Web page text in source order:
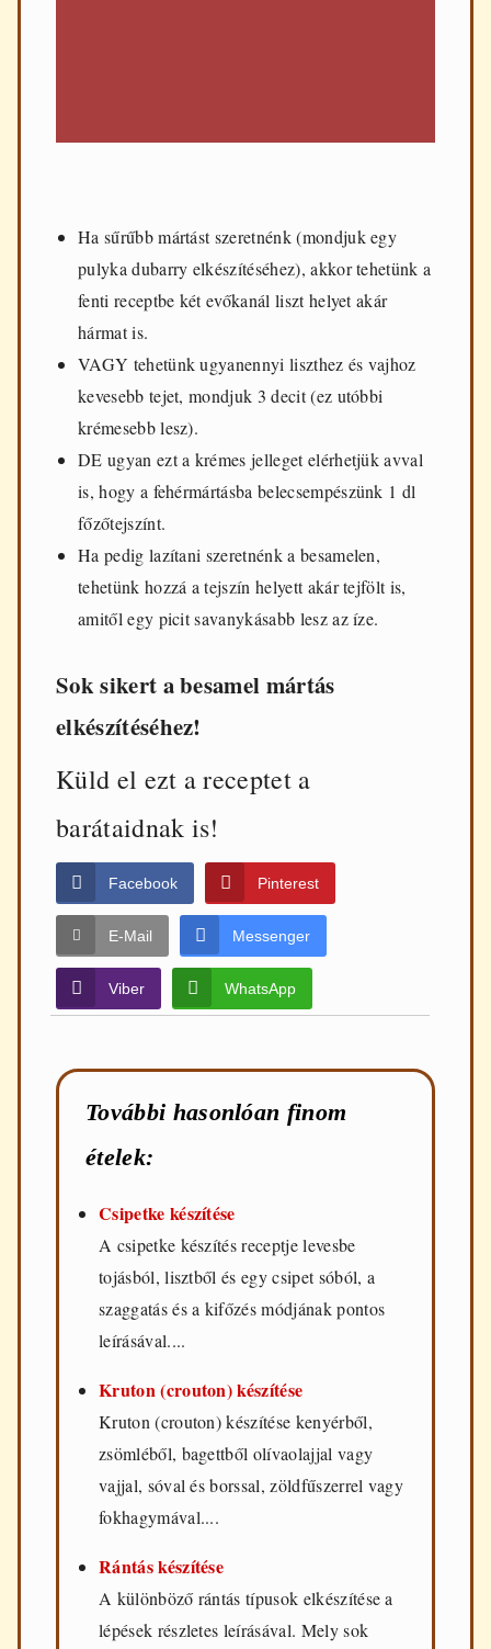
Ha sűrűbb mártást szeretnénk (mondjuk egy
pulyka dubarry elkészítéséhez), akkor tehetünk a
fenti receptbe két evőkanál liszt helyet akár
hármat is.
VAGY tehetünk ugyanennyi liszthez és vajhoz
kevesebb tejet, mondjuk 3 decit (ez utóbbi
krémesebb lesz).
DE ugyan ezt a krémes jelleget elérhetjük avval
is, hogy a fehérmártásba belecsempészünk 1 dl
főzőtejszínt.
Ha pedig lazítani szeretnénk a besamelen,
tehetünk hozzá a tejszín helyett akár tejfölt is,
amitől egy picit savanykásabb lesz az íze.
Sok sikert a besamel mártás
elkészítéséhez!
Küld el ezt a receptet a
barátaidnak is!
Facebook Pinterest
E-Mail Messenger
Viber WhatsApp
További hasonlóan finom
ételek:
Csipetke készítése
A csipetke készítés receptje levesbe
tojásból, lisztből és egy csipet sóból, a
szaggatás és a kifőzés módjának pontos
leírásával....
Kruton (crouton) készítése
Kruton (crouton) készítése kenyérből,
zsömléből, bagettből olívaolajjal vagy
vajjal, sóval és borssal, zöldfűszerrel vagy
fokhagymával....
Rántás készítése
A különböző rántás típusok elkészítése a
lépések részletes leírásával. Mely sok